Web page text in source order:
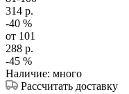
314 р.
-40 %
от 101
288 р.
-45 %
Наличие: много
Рассчитать доставку